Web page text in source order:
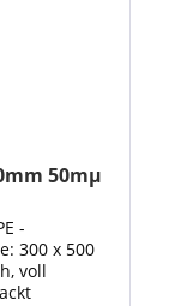
50mµ
-
300 x 500
voll